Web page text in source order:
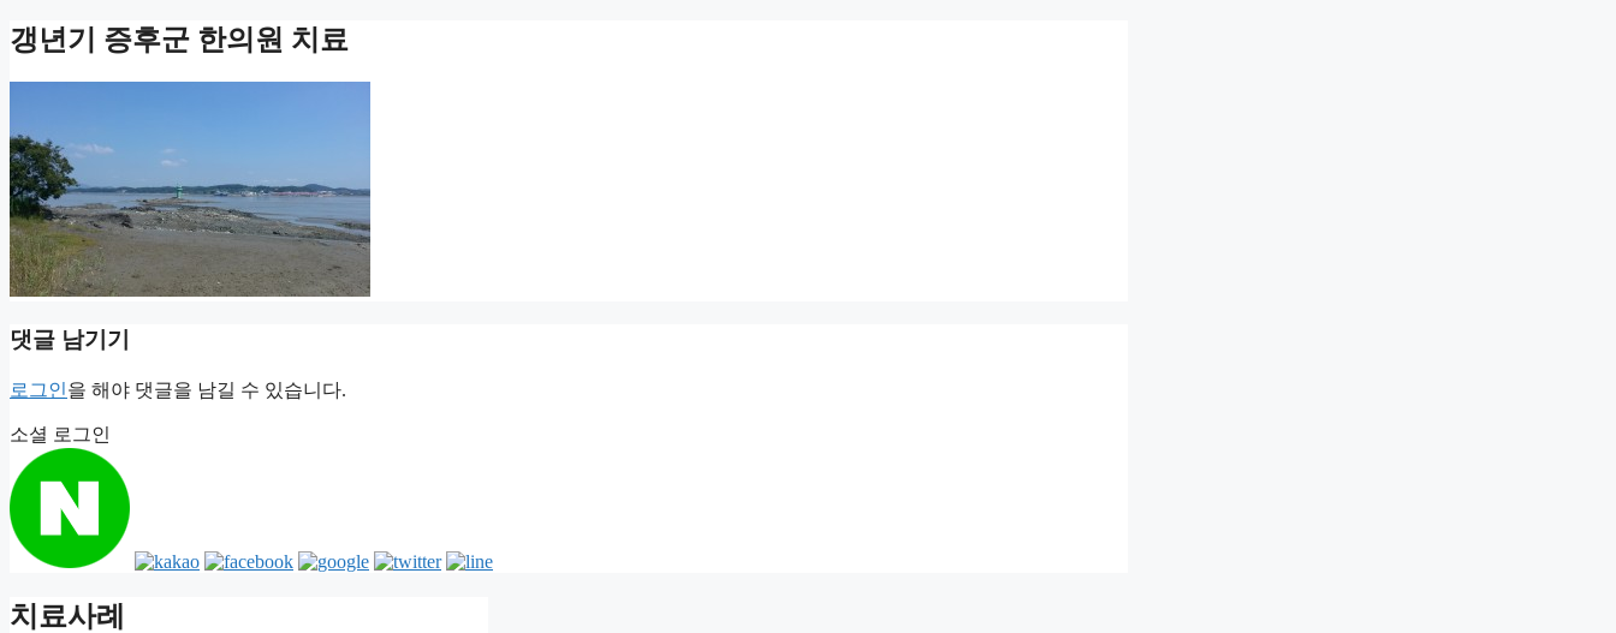
갱년기 증후군 한의원 치료
댓글 남기기
로그인을 해야 댓글을 남길 수 있습니다.
소셜 로그인
치료사례